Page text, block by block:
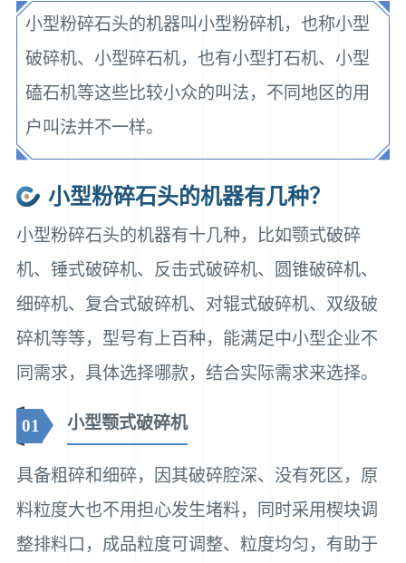
小型粉碎石头的机器叫小型粉碎机，也称小型
破碎机、小型碎石机，也有小型打石机、小型
磕石机等这些比较小众的叫法，不同地区的用
户叫法并不一样。
小型粉碎石头的机器有几种？
小型粉碎石头的机器有十几种，比如颚式破碎
机、锤式破碎机、反击式破碎机、圆锥破碎机、
细碎机、复合式破碎机、对辊式破碎机、双级破
碎机等等，型号有上百种，能满足中小型企业不
同需求，具体选择哪款，结合实际需求来选择。
01 小型颚式破碎机
具备粗碎和细碎，因其破碎腔深、没有死区，原
料粒度大也不用担心发生堵料，同时采用楔块调
整排料口，成品粒度可调整、粒度均匀，有助于